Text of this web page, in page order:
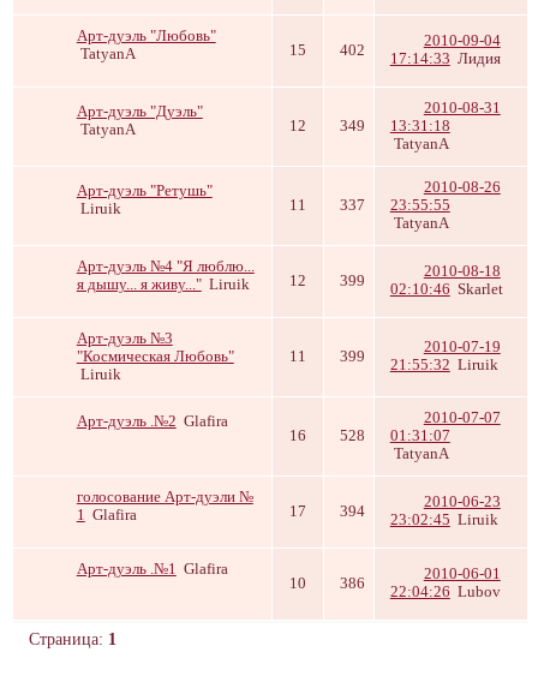
Арт-дуэль "Любовь"
TatyanA
15 402
2010-09-04
17:14:33 Лидия
Арт-дуэль "Дуэль"
TatyanA
12 349
2010-08-31
13:31:18
TatyanA
Арт-дуэль "Ретушь"
Liruik
11 337
2010-08-26
23:55:55
TatyanA
Арт-дуэль №4 "Я люблю...
я дышу... я живу..." Liruik 12 399
2010-08-18
02:10:46 Skarlet
Арт-дуэль №3
"Космическая Любовь"
Liruik
11 399
2010-07-19
21:55:32 Liruik
Арт-дуэль .№2 Glafira
16
528
2010-07-07
01:31:07
TatyanA
голосование Арт-дуэли №
1 Glafira 17 394
2010-06-23
23:02:45 Liruik
Арт-дуэль .№1 Glafira
10
386
2010-06-01
22:04:26 Lubov
Страница: 1